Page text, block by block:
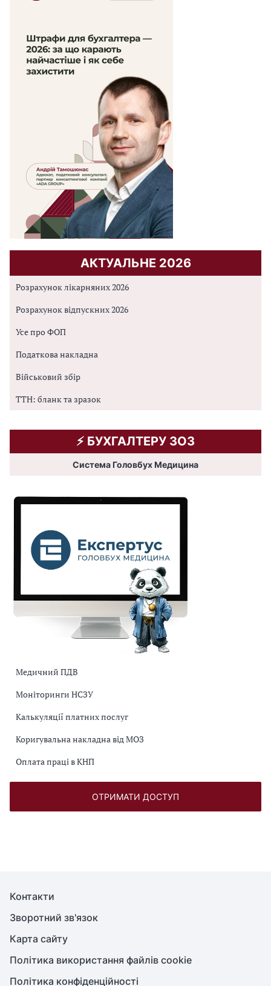
АКТУАЛЬНЕ 2026
Розрахунок лікарняних 2026
Розрахунок відпускних 2026
Усе про ФОП
Податкова накладна
Військовий збір
ТТН: бланк та зразок
⚡️ БУХГАЛТЕРУ ЗОЗ
Система Головбух Медицина
Медичний ПДВ
Моніторинги НСЗУ
Калькуляції платних послуг
Коригувальна накладна від МОЗ
Оплата праці в КНП
ОТРИМАТИ ДОСТУП
Контакти
Зворотний зв'язок
Карта сайту
Політика використання файлів cookie
Політика конфіденційності